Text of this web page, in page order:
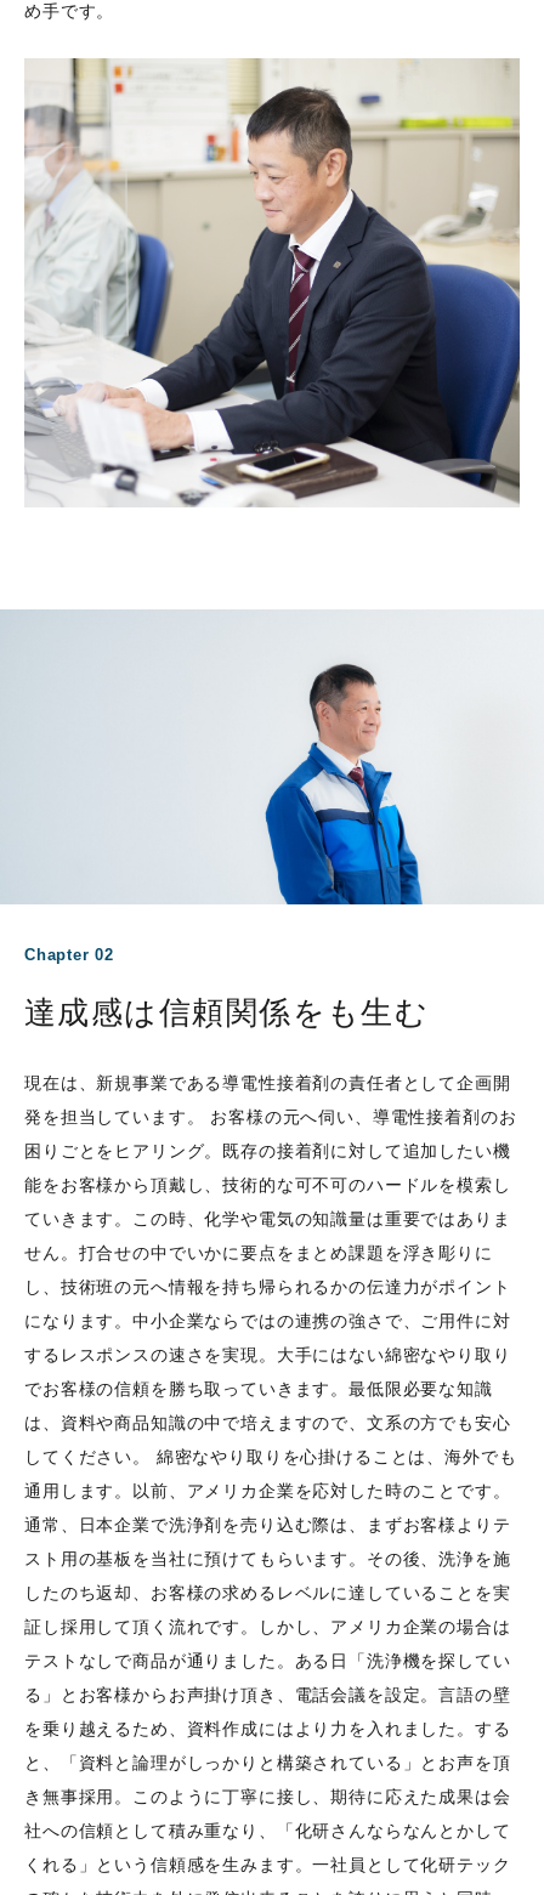
め手です。
Chapter 02
達成感は信頼関係をも生む
現在は、新規事業である導電性接着剤の責任者として企画開
発を担当しています。 お客様の元へ伺い、導電性接着剤のお
困りごとをヒアリング。既存の接着剤に対して追加したい機
能をお客様から頂戴し、技術的な可不可のハードルを模索し
ていきます。この時、化学や電気の知識量は重要ではありま
せん。打合せの中でいかに要点をまとめ課題を浮き彫りに
し、技術班の元へ情報を持ち帰られるかの伝達力がポイント
になります。中小企業ならではの連携の強さで、ご用件に対
するレスポンスの速さを実現。大手にはない綿密なやり取り
でお客様の信頼を勝ち取っていきます。最低限必要な知識
は、資料や商品知識の中で培えますので、文系の方でも安心
してください。 綿密なやり取りを心掛けることは、海外でも
通用します。以前、アメリカ企業を応対した時のことです。
通常、日本企業で洗浄剤を売り込む際は、まずお客様よりテ
スト用の基板を当社に預けてもらいます。その後、洗浄を施
したのち返却、お客様の求めるレベルに達していることを実
証し採用して頂く流れです。しかし、アメリカ企業の場合は
テストなしで商品が通りました。ある日「洗浄機を探してい
る」とお客様からお声掛け頂き、電話会議を設定。言語の壁
を乗り越えるため、資料作成にはより力を入れました。する
と、「資料と論理がしっかりと構築されている」とお声を頂
き無事採用。このように丁寧に接し、期待に応えた成果は会
社への信頼として積み重なり、「化研さんならなんとかして
くれる」という信頼感を生みます。一社員として化研テック